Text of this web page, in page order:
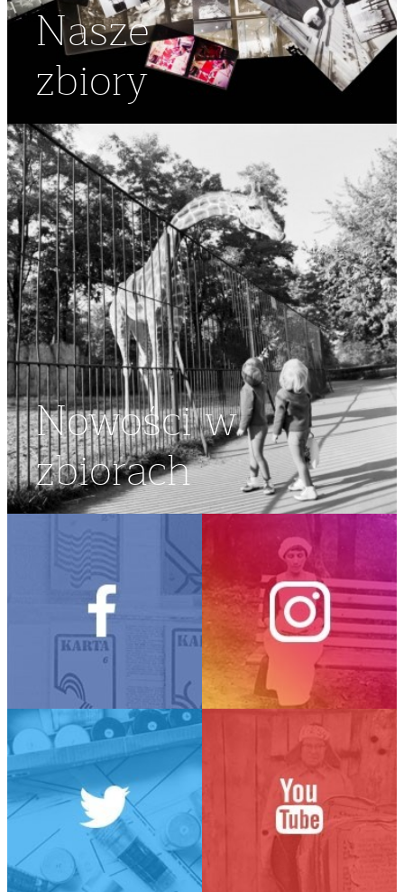
Nasze
zbiory
Nowości w
zbiorach